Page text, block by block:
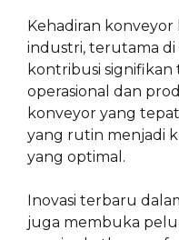
Kehadiran
industri, terutama di
kontribusi signifikan
operasional dan
konveyor yang
yang rutin menjadi
yang optimal.
Inovasi terbaru
juga membuka